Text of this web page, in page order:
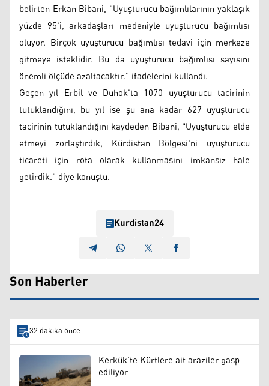
belirten Erkan Bibani, "Uyuşturucu bağımlılarının yaklaşık
yüzde 95'i, arkadaşları medeniyle uyuşturucu bağımlısı
oluyor. Birçok uyuşturucu bağımlısı tedavi için merkeze
gitmeye isteklidir. Bu da uyuşturucu bağımlısı sayısını
önemli ölçüde azaltacaktır." ifadelerini kullandı.
Geçen yıl Erbil ve Duhok'ta 1070 uyuşturucu tacirinin
tutuklandığını, bu yıl ise şu ana kadar 627 uyuşturucu
tacirinin tutuklandığını kaydeden Bibani, "Uyuşturucu elde
etmeyi zorlaştırdık, Kürdistan Bölgesi'ni uyuşturucu
ticareti için rota olarak kullanmasını imkansız hale
getirdik." diye konuştu.
Kurdistan24
Son Haberler
32 dakika önce
Kerkük’te Kürtlere ait araziler gasp
ediliyor